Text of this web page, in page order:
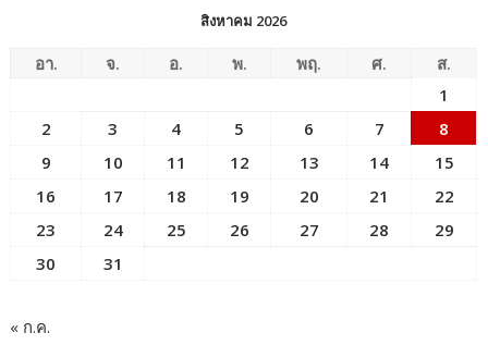
สิงหาคม 2026
อา. จ. อ. พ. พฤ. ศ.
ส.
1
2
3 4 5 6 7
8
9
10 11 12 13 14
15
16
17 18 19 20 21
22
23
24 25 26 27 28
29
30
31
« ก.ค.